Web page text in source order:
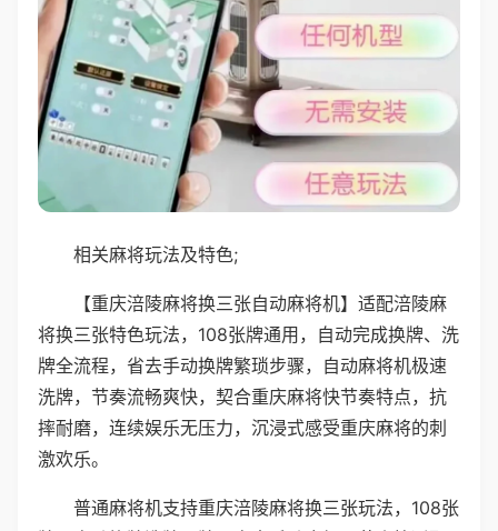
相关麻将玩法及特色;
【重庆涪陵麻将换三张自动麻将机】适配涪陵麻
将换三张特色玩法，108张牌通用，自动完成换牌、洗
牌全流程，省去手动换牌繁琐步骤，自动麻将机极速
洗牌，节奏流畅爽快，契合重庆麻将快节奏特点，抗
摔耐磨，连续娱乐无压力，沉浸式感受重庆麻将的刺
激欢乐。
普通麻将机支持重庆涪陵麻将换三张玩法，108张